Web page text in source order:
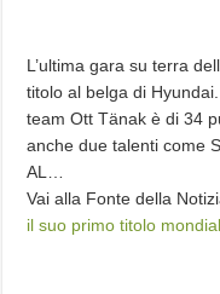
L’ultima gara su terra
titolo al belga di
team Ott Tänak è di 34
anche due talenti come
AL…
Vai alla Fonte della
il suo primo titolo